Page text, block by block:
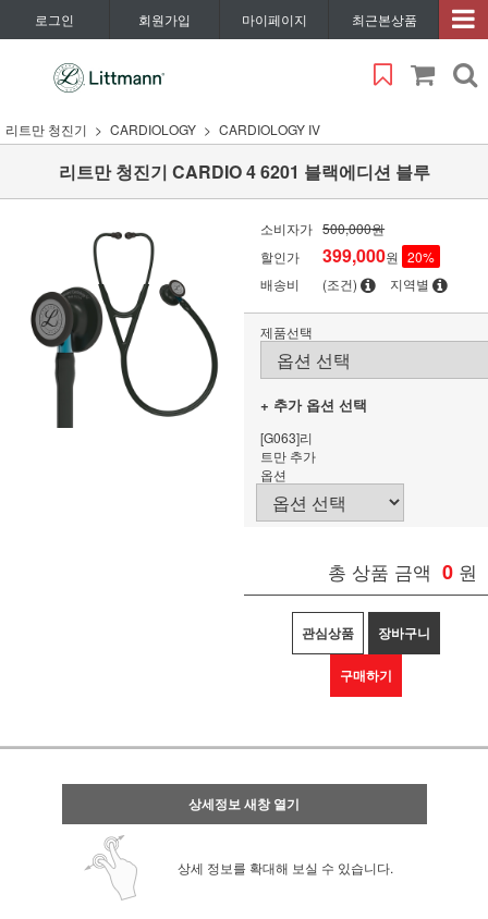
로그인 회원가입 마이페이지 최근본상품
리트만 청진기 CARDIOLOGY CARDIOLOGY IV
리트만 청진기 CARDIO 4 6201 블랙에디션 블루
소비자가 500,000원
할인가
399,000원 20%
배송비
(조건) 지역별
제품선택
+ 추가 옵션 선택
[G063]리
트만 추가
옵션
총 상품 금액 0 원
관심상품 장바구니
구매하기
상세정보 새창 열기
상세 정보를 확대해 보실 수 있습니다.